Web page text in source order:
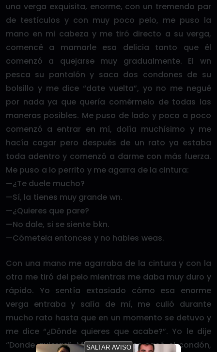
una verga exquisita, enorme, con un tremendo par
de testículos y con muy poco pelo, me puso la
mano en mi cabeza y me tiró directo a su verga,
comencé a mamarle esa delicia tanto que él
comenzó a quejarse muy gradualmente. El wn
pesca su pantalón y saca dos condones de su
bolsillo y me dice “date vuelta”, yo no me negué
por nada ya que quería comérmelo de todas las
maneras posibles. Me puso de lado y poco a poco
comenzó a entrar en mí, dolía muchísimo y me
hacía cagar pero después de un rato ya estaba
toda adentro y comenzó a darme con más fuerza.
Me puso a lo perrito y me agarra de la cintura:
—¿Te duele mucho?
—Sí, la tienes muy grande wn.
—¿Quieres que pare?
—No dale, si se siente bkn.
—Cómetela entonces y no hables weas.
Con una mano me agarraba de la cintura y con la
otra me tiró del pelo mientras me daba muy duro y
rápido. Yo sentía extasiado cómo esa enorme
verga entraba y salía de mí, me culió durante
mucho rato hasta que en un momento se detuvo y
me dice “¿Dónde quieres que acabe?”. Yo le dije
“Donde quieras”. Me lo sacó y se sacó el condón,
SALTAR AVISO